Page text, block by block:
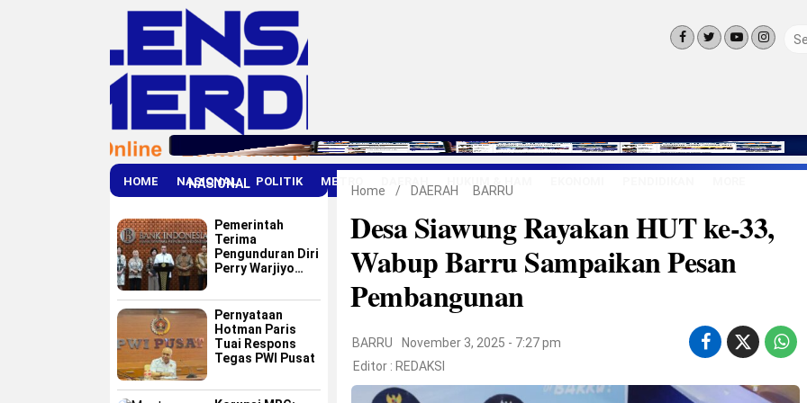
HOME NASIONAL POLITIK METRO
OLAHRAGA
OPINI
NASIONAL
Pemerintah
Terima
Pengunduran Diri
Perry Warjiyo
Indonesia
Pernyataan
Hotman Paris
Tuai Respons
Tegas PWI Pusat
Home / DAERAH BARRU
Desa Siawung Rayakan HUT ke-33,
Wabup Barru Sampaikan Pesan
Pembangunan
BARRU
November 3, 2025 - 7:27 pm
Editor : REDAKSI